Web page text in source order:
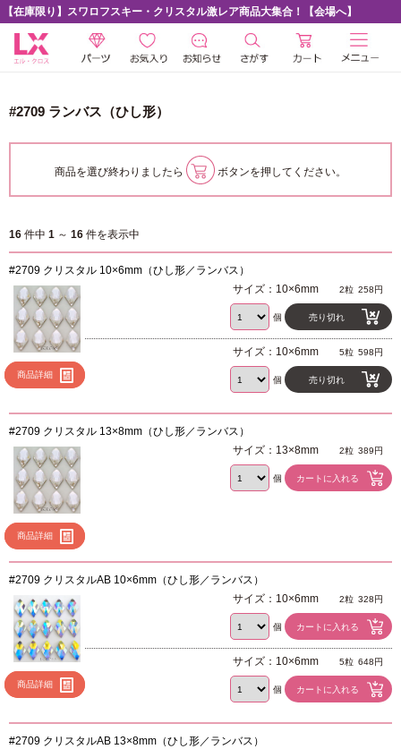
【在庫限り】スワロフスキー・クリスタル激レア商品大集合！【会場へ】
#2709 ランバス（ひし形）
商品を選び終わりましたら ボタンを押してください。
16 件中 1 ～ 16 件を表示中
#2709 クリスタル 10×6mm（ひし形／ランバス）
商品詳細
サイズ：10×6mm 2粒 258円
個 売り切れ
サイズ：10×6mm 5粒 598円
個 売り切れ
#2709 クリスタル 13×8mm（ひし形／ランバス）
商品詳細
サイズ：13×8mm 2粒 389円
個
#2709 クリスタルAB 10×6mm（ひし形／ランバス）
商品詳細
サイズ：10×6mm 2粒 328円
個
サイズ：10×6mm 5粒 648円
個
#2709 クリスタルAB 13×8mm（ひし形／ランバス）